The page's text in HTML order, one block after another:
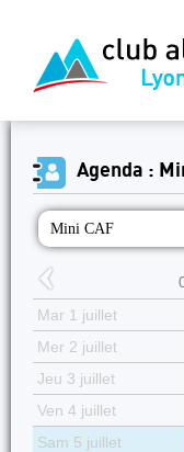
Agenda :
Mini CAF
Mar 1 juillet
Mer 2 juillet
Jeu 3 juillet
Ven 4 juillet
Sam 5 juillet